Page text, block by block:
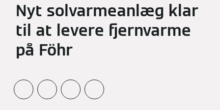
Nyt solvarmeanlæg klar
til at levere fjernvarme
på Föhr